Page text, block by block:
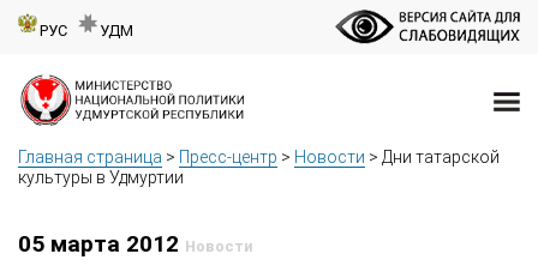
РУС УДМ
Главная страница > Пресс-центр > Новости > Дни татарской
культуры в Удмуртии
05 марта 2012 Новости